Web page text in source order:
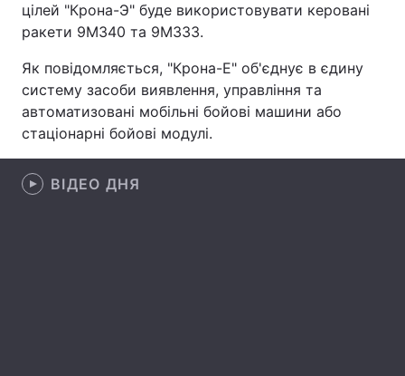
Здоров'я
Цікавинки Погода
Екологія Регіони
Лонгріди
Відео з Youtube
цілей "‎Крона-Э"‎ буде використовувати керовані
ракети 9М340 та 9М333.
Як повідомляється, "Крона-Е" об'єднує в єдину
систему засоби виявлення, управління та
автоматизовані мобільні бойові машини або
стаціонарні бойові модулі.
ВІДЕО ДНЯ